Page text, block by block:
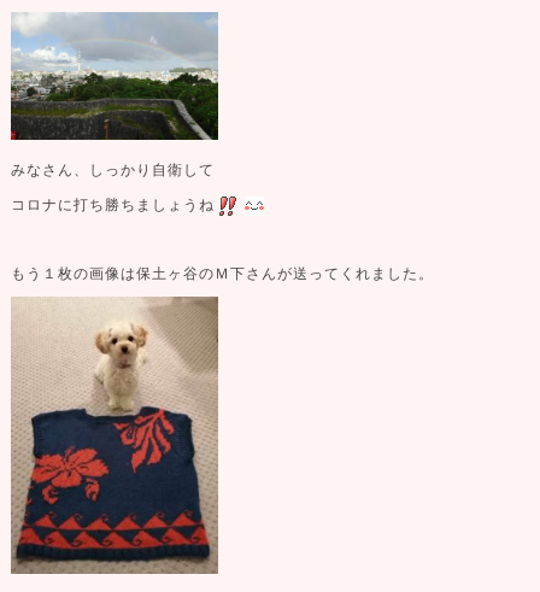
みなさん、しっかり自衛して
コロナに打ち勝ちましょうね
もう１枚の画像は保土ヶ谷のＭ下さんが送ってくれました。